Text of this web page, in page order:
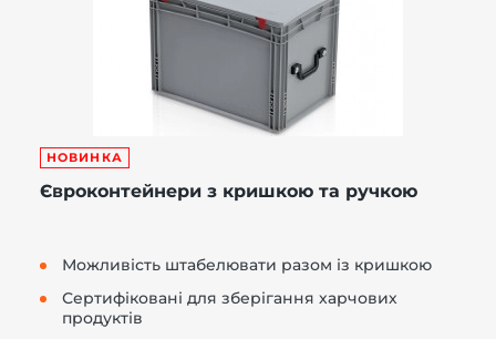
НОВИНКА
Євроконтейнери з кришкою та ручкою
Можливість штабелювати разом із кришкою
Сертифіковані для зберігання харчових
продуктів